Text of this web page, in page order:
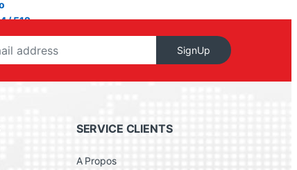
SignUp
SERVICE CLIENTS
A Propos